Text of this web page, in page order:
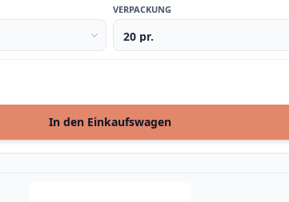
VERPACKUNG
In den Einkaufswagen